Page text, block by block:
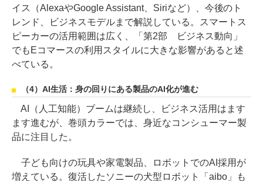
イス（AlexaやGoogle Assistant、Siriなど）、今後のト
レンド、ビジネスモデルまで解説している。スマートス
ピーカーの活用範囲は広く、「第2部 ビジネス動向」
でもEコマースの利用スタイルに大きな影響があると述
べている。
（4）AI生活：身の回りにある製品のAI化が進む
AI（人工知能）ブームは継続し、ビジネス活用はます
ます進むが、巻頭カラーでは、身近なコンシューマー製
品に注目した。
子ども向けの玩具や家電製品、ロボットでのAI採用が
増えている。復活したソニーの犬型ロボット「aibo」も